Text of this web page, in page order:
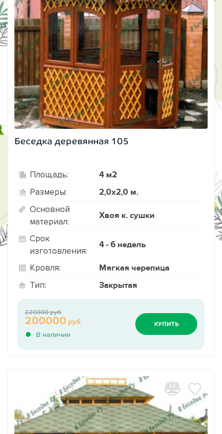
Беседка деревянная 105
Площадь: 4 м2
Размеры: 2,0х2,0 м.
Основной
материал:
Хвоя к. сушки
Срок
изготовления:
4 - 6 недель
Кровля: Мягкая черепица
Тип: Закрытая
В наличии
200000 руб
220000 руб
КУПИТЬ